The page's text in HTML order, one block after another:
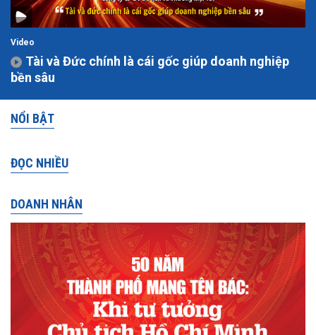
Video
Tài và Đức chính là cái gốc giúp doanh nghiệp
bền sâu
NỔI BẬT
ĐỌC NHIỀU
DOANH NHÂN